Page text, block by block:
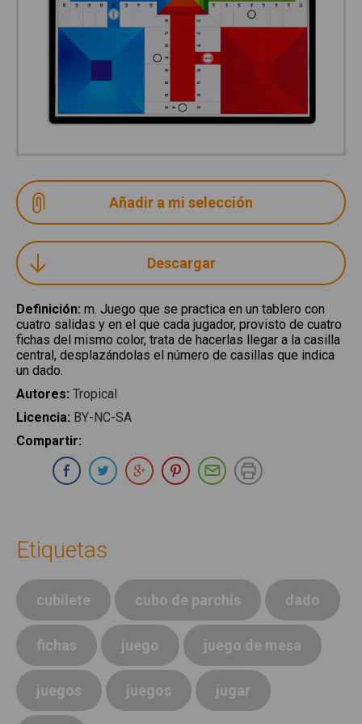
Descargar
Definición: m. Juego que se practica en un tablero con
cuatro salidas y en el que cada jugador, provisto de cuatro
fichas del mismo color, trata de hacerlas llegar a la casilla
central, desplazándolas el número de casillas que indica
un dado.
Autores: Tropical
Licencia: BY-NC-SA
Compartir:
Compartir en Whatsapp
Compartir en Facebook
Compartir en Twitter
Compartir en Google Plus
Compartir en Pinterest
Compartir por E-
Etiquetas
cubilete cubo de parchís dado
fichas juego juego de mesa
juegos juegos jugar